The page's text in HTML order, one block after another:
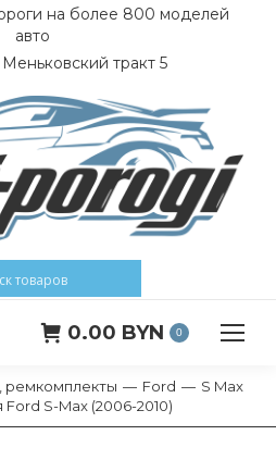
на более 800 моделей
авто
тракт 5
0.00 BYN 0
ремкомплекты Ford
S Max
S-Max (2006-2010)